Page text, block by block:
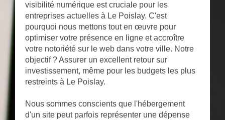
visibilité numérique est cruciale pour les
entreprises actuelles à Le Poislay. C'est
pourquoi nous mettons tout en œuvre pour
optimiser votre présence en ligne et accroître
votre notoriété sur le web dans votre ville. Notre
objectif ? Assurer un excellent retour sur
investissement, même pour les budgets les plus
restreints à Le Poislay.
Nous sommes conscients que l'hébergement
d'un site peut parfois représenter une dépense